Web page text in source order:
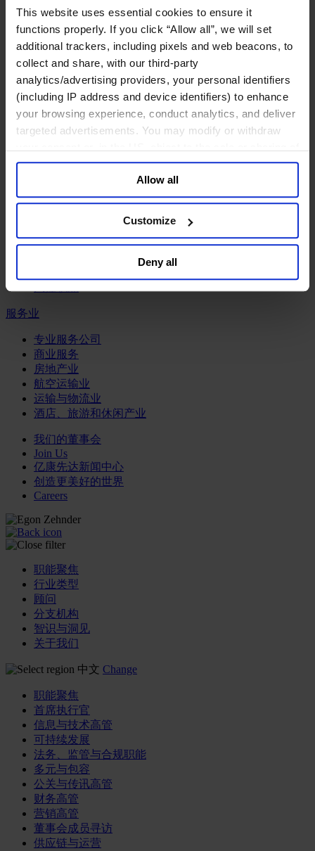
This website uses essential cookies to ensure it
functions properly. If you click “Allow all”, we will set
additional trackers, including pixels and web beacons, to
collect and share, with our third-party
analytics/advertising providers, your personal identifiers
(including IP address and device identifiers) to enhance
your browsing experience, conduct analytics, and deliver
targeted advertisements. You may modify or withdraw
your data for targeted advertising, by clicking “Do Not
Sell or Share My Personal Information” in the footer of
the website. You must opt-out of each device and each
browser. For additional information and retention terms
general collection and use of personal information see
Allow all
Customize
Deny all
化工与过程工业咨询团队
机械与工业技术
汽车与交通设备
金属与矿业
金融服务业
主权财富基金
保险业
投资银行、企业银行与金融市场
数字化资产、加密货币与Web 3行业
资产管理行业
服务业
专业服务公司
商业服务
房地产业
航空运输业
运输与物流业
酒店、旅游和休闲产业
我们的董事会
Join Us
亿康先达新闻中心
创造更美好的世界
Careers
职能聚焦
行业类型
顾问
分支机构
智识与洞见
关于我们
中文 Change
职能聚焦
首席执行官
信息与技术高管
可持续发展
法务、监管与合规职能
多元与包容
公关与传讯高管
财务高管
营销高管
董事会成员寻访
供应链与运营